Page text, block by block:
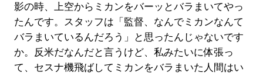
影の時、上空からミカンをバーッとバラまいてやっ
たんです。スタッフは「監督、なんでミカンなんて
バラまいているんだろう」と思ったんじゃないです
か。反米だなんだと言うけど、私みたいに体張っ
て、セスナ機飛ばしてミカンをバラまいた人間はい